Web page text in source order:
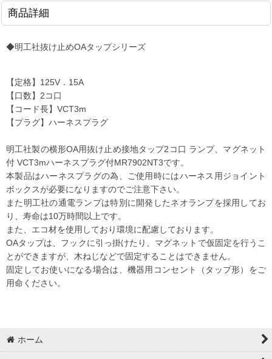
商品詳細
◆明工社抜け止めOAタップシリーズ
【定格】125V．15A
【口数】2コ口
【コード長】VCT3m
【プラグ】ハーネスプラグ
明工社製の横形OA用抜け止め接地タップ2コ口 ランプ、マグネット
付 VCT3mハーネスプラグ付MR7902NT3です。
本製品はハーネスプラグの為、ご使用時にはハーネス用ジョイント
ボックスが必要になりますのでご注意下さい。
また明工社の通電ランプは特別に開発したネオランプを採用してお
り、寿命は10万時間以上です。
また、エコ材を使用しており環境に配慮しております。
OAタップは、フックに引っ掛けたり、マグネットで仮固定を行うこ
とができますが、木ねじなどで固定することはできません。
固定してお使いになる場合は、機器用コンセント（タップ形）をご
用命ください。
ホーム